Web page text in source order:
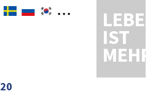
LEBEN
IST
MEHR